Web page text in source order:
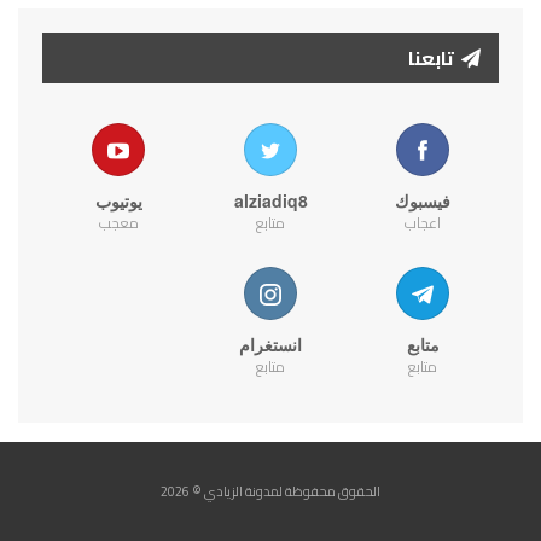
تابعنا
فيسبوك
اعجاب
alziadiq8
متابع
يوتيوب
معجب
متابع
متابع
انستغرام
متابع
الحقوق محفوظة لمدونة الزيادي © 2026